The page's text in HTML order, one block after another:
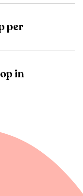
per
in